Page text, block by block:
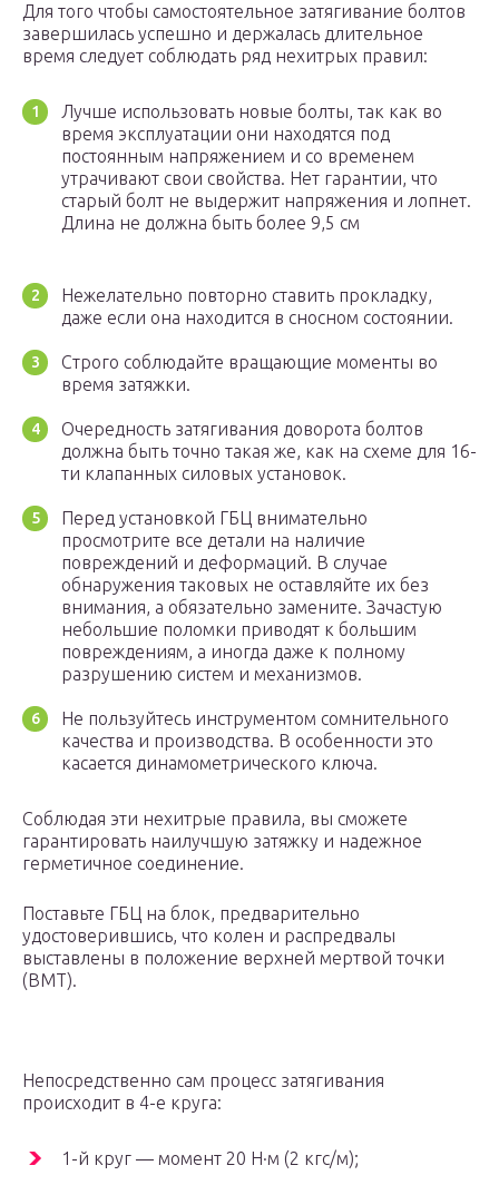
Для того чтобы самостоятельное затягивание болтов
завершилась успешно и держалась длительное
время следует соблюдать ряд нехитрых правил:
Лучше использовать новые болты, так как во
время эксплуатации они находятся под
постоянным напряжением и со временем
утрачивают свои свойства. Нет гарантии, что
старый болт не выдержит напряжения и лопнет.
Длина не должна быть более 9,5 см
Нежелательно повторно ставить прокладку,
даже если она находится в сносном состоянии.
Строго соблюдайте вращающие моменты во
время затяжки.
Очередность затягивания доворота болтов
должна быть точно такая же, как на схеме для 16-
ти клапанных силовых установок.
Перед установкой ГБЦ внимательно
просмотрите все детали на наличие
повреждений и деформаций. В случае
обнаружения таковых не оставляйте их без
внимания, а обязательно замените. Зачастую
небольшие поломки приводят к большим
повреждениям, а иногда даже к полному
разрушению систем и механизмов.
Не пользуйтесь инструментом сомнительного
качества и производства. В особенности это
касается динамометрического ключа.
Соблюдая эти нехитрые правила, вы сможете
гарантировать наилучшую затяжку и надежное
герметичное соединение.
Поставьте ГБЦ на блок, предварительно
удостоверившись, что колен и распредвалы
выставлены в положение верхней мертвой точки
(ВМТ).
Непосредственно сам процесс затягивания
происходит в 4-е круга:
1-й круг — момент 20 Н·м (2 кгс/м);